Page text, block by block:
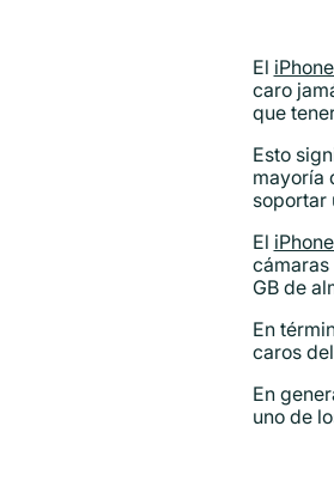
El
caro
que
Esto
mayoría
soportar
El
cámaras
GB de
En
caros
En
uno de